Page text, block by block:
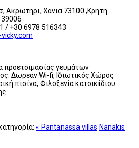
Ακρωτηρι, Χανια 73100 ,Κρητη
/ +30 6978 516343
προετοιμασίας γευμάτων
Δωρεάν Wi-fi, Ιδιωτικός Χώρος
πισίνα, Φιλοξενία κατοικίδιου
« Pantanassa villas Nanakis